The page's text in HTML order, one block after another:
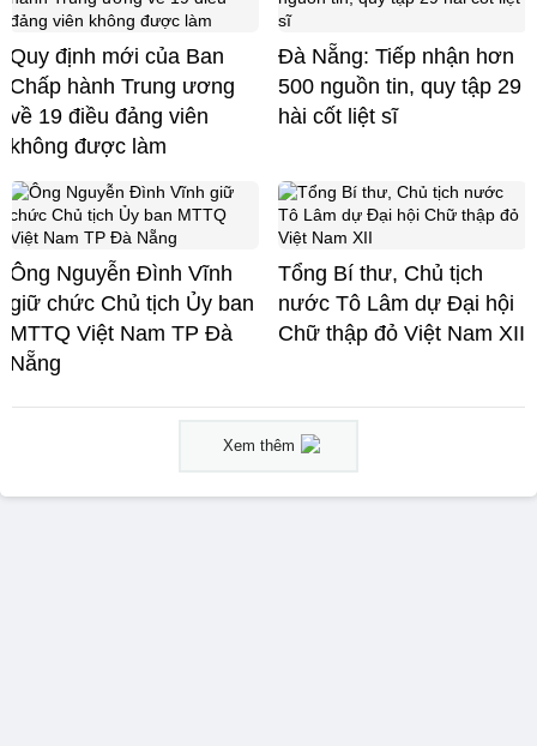
Quy định mới của Ban
Chấp hành Trung ương
về 19 điều đảng viên
không được làm
Đà Nẵng: Tiếp nhận hơn
500 nguồn tin, quy tập 29
hài cốt liệt sĩ
Ông Nguyễn Đình Vĩnh
giữ chức Chủ tịch Ủy ban
MTTQ Việt Nam TP Đà
Nẵng
Tổng Bí thư, Chủ tịch
nước Tô Lâm dự Đại hội
Chữ thập đỏ Việt Nam XII
Xem thêm